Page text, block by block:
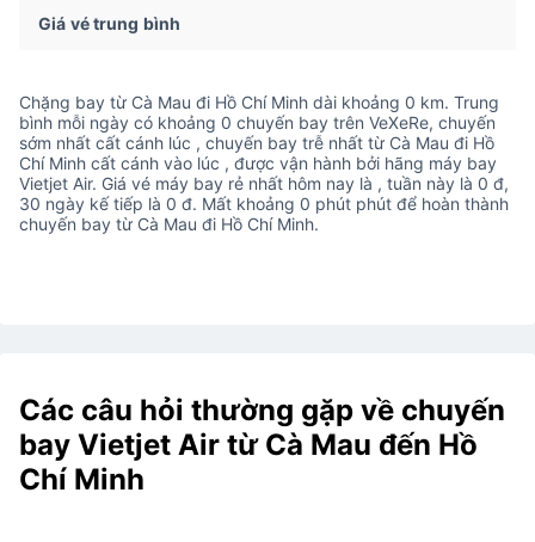
Giá vé trung bình
Chặng bay từ Cà Mau đi Hồ Chí Minh dài khoảng 0 km. Trung
bình mỗi ngày có khoảng 0 chuyến bay trên VeXeRe, chuyến
sớm nhất cất cánh lúc , chuyến bay trễ nhất từ Cà Mau đi Hồ
Chí Minh cất cánh vào lúc , được vận hành bởi hãng máy bay
Vietjet Air. Giá vé máy bay rẻ nhất hôm nay là , tuần này là 0 đ,
30 ngày kế tiếp là 0 đ. Mất khoảng 0 phút phút để hoàn thành
chuyến bay từ Cà Mau đi Hồ Chí Minh.
Các câu hỏi thường gặp về chuyến
bay Vietjet Air từ Cà Mau đến Hồ
Chí Minh